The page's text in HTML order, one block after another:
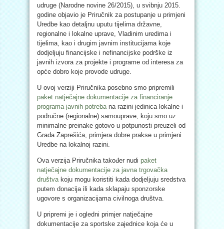
udruge (Narodne novine 26/2015), u svibnju 2015.
godine objavio je Priručnik za postupanje u primjeni
Uredbe kao detaljnu uputu tijelima državne,
regionalne i lokalne uprave, Vladinim uredima i
tijelima, kao i drugim javnim institucijama koje
dodjeljuju financijske i nefinancijske podrške iz
javnih izvora za projekte i programe od interesa za
opće dobro koje provode udruge.
U ovoj verziji Priručnika posebno smo pripremili
paket natječajne dokumentacije za financiranje
programa javnih potrebana razini jedinica lokalne i
područne (regionalne) samouprave, koju smo uz
minimalne preinake gotovo u potpunosti preuzeli od
Grada Zaprešića, primjera dobre prakse u primjeni
Uredbe na lokalnoj razini.
Ova verzija Priručnika također nudi paket
natječajne dokumentacije za javna trgovačka
društvakoju mogu koristiti kada dodjeljuju sredstva
putem donacija ili kada sklapaju sponzorske
ugovore s organizacijama civilnoga društva.
U pripremi je i ogledni primjer natječajne
dokumentacije za sportske zajednice koja će u